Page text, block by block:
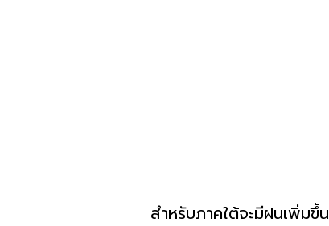
สำหรับภาคใต้จะมีฝนเพิ่ม